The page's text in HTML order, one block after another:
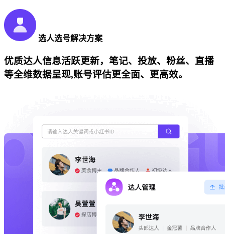
选人选号解决方案
优质达人信息活跃更新，笔记、投放、粉丝、直播
等全维数据呈现,账号评估更全面、更高效。